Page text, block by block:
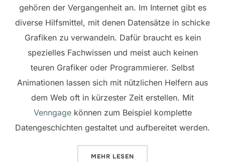
gehören der Vergangenheit an. Im Internet gibt es
diverse Hilfsmittel, mit denen Datensätze in schicke
Grafiken zu verwandeln. Dafür braucht es kein
spezielles Fachwissen und meist auch keinen
teuren Grafiker oder Programmierer. Selbst
Animationen lassen sich mit nützlichen Helfern aus
dem Web oft in kürzester Zeit erstellen. Mit
Venngage können zum Beispiel komplette
Datengeschichten gestaltet und aufbereitet werden.
MEHR ÜBER „INFOGRAFIKEN MIT
LESEN